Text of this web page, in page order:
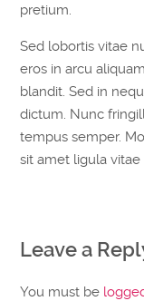
pretium.
Sed lobortis vitae
eros in arcu
blandit. Sed in
dictum. Nunc
tempus semper.
sit amet ligula vitae
Leave a
You must be